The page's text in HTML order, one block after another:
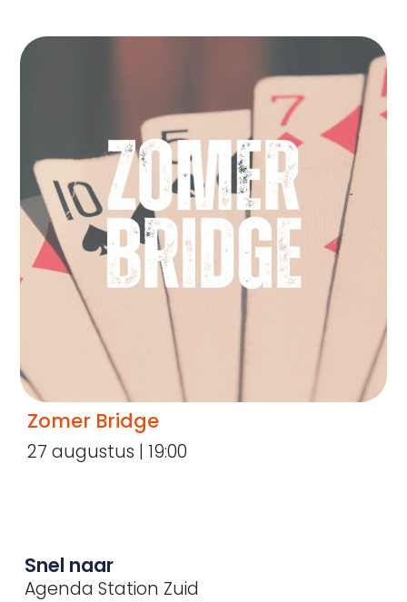
Zomer Bridge
27 augustus | 19:00
Snel naar
Agenda Station Zuid